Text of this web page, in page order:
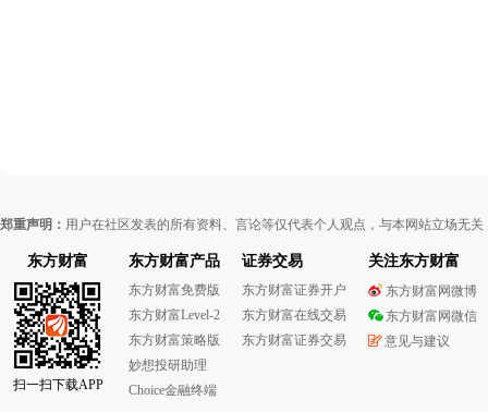
郑重声明： 用户在社区发表的所有资料、言论等仅代表个人观点，与本网站立场无
东方财富
扫一扫下载APP
东方财富产品
东方财富免费版
东方财富Level-2
东方财富策略版
妙想投研助理
Choice金融终端
证券交易
东方财富证券开户
东方财富在线交易
东方财富证券交易
关注东方财富
东方财富网微博
东方财富网微信
意见与建议